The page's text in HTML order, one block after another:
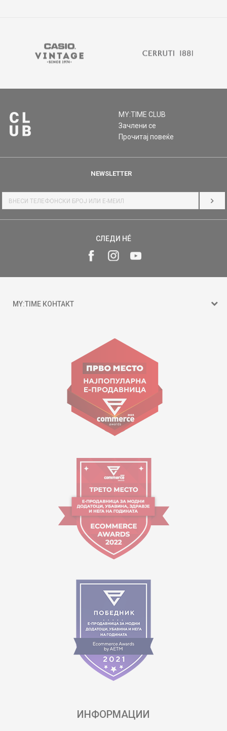
MY:TIME CLUB
Зачлени се
Прочитај повеќе
NEWSLETTER
СЛЕДИ НÉ
MY:TIME КОНТАКТ
ул. Гоце Николовски бр.74 Скопје
contact@mytime.mk
Работно време:
09:00 до 17:00
ИНФОРМАЦИИ